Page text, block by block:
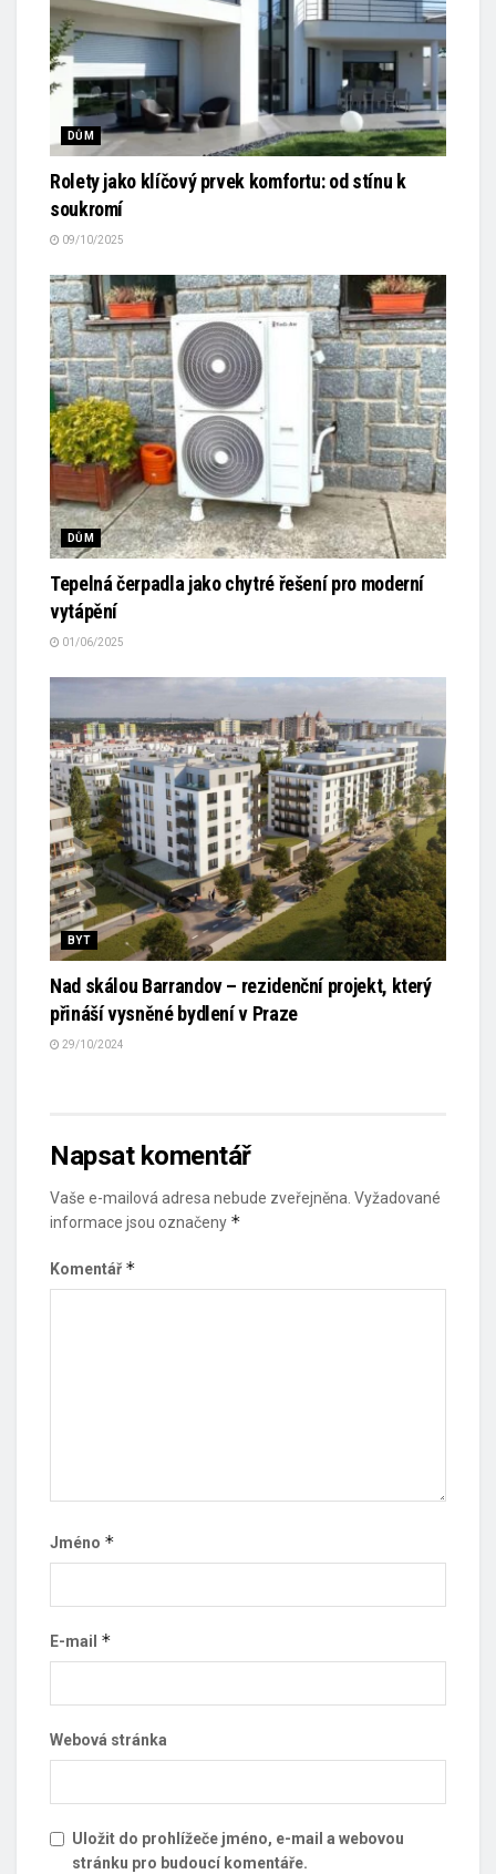
DŮM
Rolety jako klíčový prvek komfortu: od stínu k
soukromí
09/10/2025
DŮM
Tepelná čerpadla jako chytré řešení pro moderní
vytápění
01/06/2025
BYT
Nad skálou Barrandov – rezidenční projekt, který
přináší vysněné bydlení v Praze
29/10/2024
Napsat komentář
Vaše e-mailová adresa nebude zveřejněna. Vyžadované
informace jsou označeny *
Komentář *
Jméno *
E-mail *
Webová stránka
Uložit do prohlížeče jméno, e-mail a webovou
stránku pro budoucí komentáře.